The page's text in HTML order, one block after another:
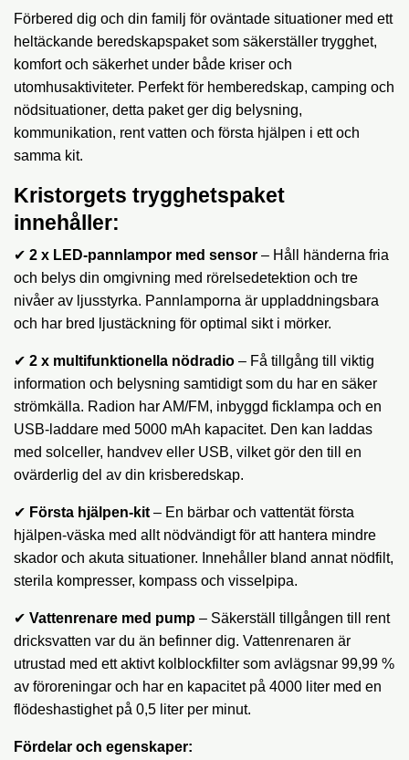
Förbered dig och din familj för oväntade situationer med ett
heltäckande beredskapspaket som säkerställer trygghet,
komfort och säkerhet under både kriser och
utomhusaktiviteter. Perfekt för hemberedskap, camping och
nödsituationer, detta paket ger dig belysning,
kommunikation, rent vatten och första hjälpen i ett och
samma kit.
Kristorgets trygghetspaket
innehåller:
✔ 2 x LED-pannlampor med sensor – Håll händerna fria
och belys din omgivning med rörelsedetektion och tre
nivåer av ljusstyrka. Pannlamporna är uppladdningsbara
och har bred ljustäckning för optimal sikt i mörker.
✔ 2 x multifunktionella nödradio – Få tillgång till viktig
information och belysning samtidigt som du har en säker
strömkälla. Radion har AM/FM, inbyggd ficklampa och en
USB-laddare med 5000 mAh kapacitet. Den kan laddas
med solceller, handvev eller USB, vilket gör den till en
ovärderlig del av din krisberedskap.
✔ Första hjälpen-kit– En bärbar och vattentät första
hjälpen-väska med allt nödvändigt för att hantera mindre
skador och akuta situationer. Innehåller bland annat nödfilt,
sterila kompresser, kompass och visselpipa.
✔ Vattenrenare med pump – Säkerställ tillgången till rent
dricksvatten var du än befinner dig. Vattenrenaren är
utrustad med ett aktivt kolblockfilter som avlägsnar 99,99 %
av föroreningar och har en kapacitet på 4000 liter med en
flödeshastighet på 0,5 liter per minut.
Fördelar och egenskaper: